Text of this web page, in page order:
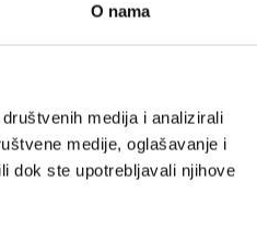
O nama
medija i analizirali
medije, oglašavanje i
dok ste upotrebljavali njihove
Ružići, Croatia